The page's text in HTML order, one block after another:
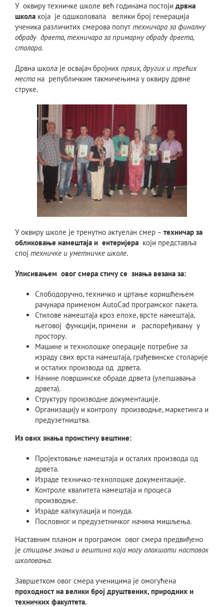
У оквиру техничке школе већ годинама постоји дрвна
школа која је одшколовала велики број генерација
ученика различитих смерова попут техничара за финалну
обраду дрвета, техничара за примарну обраду дрвета,
столара.
Дрвна школа је освајач бројних првих, других и трећих
места на републичким такмичењима у оквиру дрвне
струке.
У оквиру школе је тренутно актуелан смер – техничар за
обликовање намештаја и ентеријера који представља
спој техничке и уметничке школе.
Уписивањем овог смера стичу се знања везана за:
Слободоручно, техничко и цртање коришћењем
рачунара применом AutoCad програмског пакета.
Стилове намештаја кроз епохе, врсте намештаја,
његовој функцији, примени и распоређивању у
простору.
Машине и технолошке операције потребне за
израду свих врста намештаја, грађевинске столарије
и осталих производа од дрвета.
Начине површинске обраде дрвета (улепшавања
дрвета).
Структуру производне документације.
Организацију и контролу производње, маркетинга и
предузетништва.
Из ових знања проистичу вештине:
Пројектовање намештаја и осталих производа од
дрвета.
Израде техничко-технолошке документације.
Контроле квалитета намештаја и процеса
производње.
Израде калкулација и понуда.
Пословног и предузетничког начина мишљења.
Наставним планом и програмом овог смера предвиђено
је стицање знања и вештина која могу олакшати наставак
школовања.
Завршетком овог смера ученицима је омогућена
проходност на велики број друштвених, природних и
техничких факултета.